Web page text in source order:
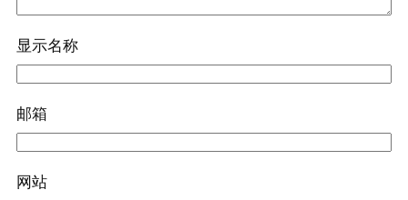
显示名称
邮箱
网站